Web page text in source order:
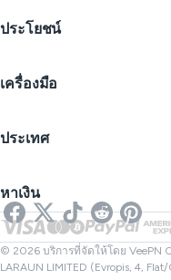
Firefox
VPN ฟรี
ราคา
ส่วนลดนักเรียน
บล็อก
ติดต่อเรา
นโยบายความเป็นส่วนตัว
การตั้งค่าคุกกี้
ประโยชน์
ความเป็นส่วนตัวทางอินเทอ
IP ไม่ระบุตัวตน
VPN สำหรับการสตรีม
Netflix VPN
เครื่องมือ
ซ่อน IP ของคุณ
SMS ออนไลน์
ตรวจสอบลิงก์
ตรวจสอบไฟล์
ประเทศ
VPN ของสหราชอาณาจักร
VPN ของแคนาดา
VPN ของตุรกี
หาเงิน
พันธมิตร
© 2026 บริการที่จัดให้โดย
LARAUN LIMITED (Evropis, 4,